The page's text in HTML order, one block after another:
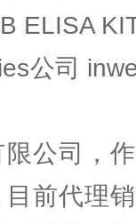
ELISA
公司
限公司，
前代理